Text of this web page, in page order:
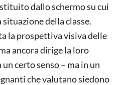
dallo schermo su cui
della classe.
la prospettiva visiva delle
ancora dirige la loro
certo senso – ma in un
che valutano siedono